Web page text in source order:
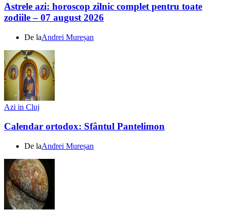
Astrele azi: horoscop zilnic complet pentru toate
zodiile – 07 august 2026
De laAndrei Mureșan
Azi in Cluj
Calendar ortodox: Sfântul Pantelimon
De laAndrei Mureșan